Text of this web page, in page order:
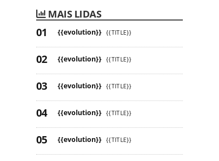
MAIS LIDAS
{{evolution}} {{TITLE}}
{{evolution}} {{TITLE}}
{{evolution}} {{TITLE}}
{{evolution}} {{TITLE}}
{{evolution}} {{TITLE}}